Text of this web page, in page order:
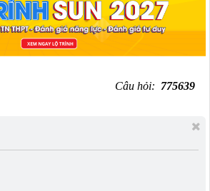
Câu hỏi: 775639